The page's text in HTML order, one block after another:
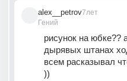
alex__petrov
Гений
7лет
рисунок на юбке??
дырявых штанах
всем расказывал
))